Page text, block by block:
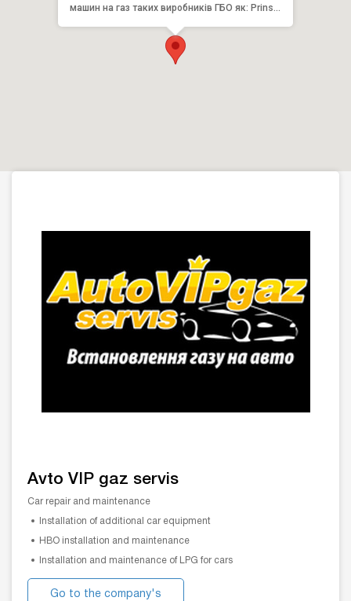
машин на газ таких виробників ГБО як: Prins
Avto VIP gaz servis
Car repair and maintenance
Installation of additional car equipment
HBO installation and maintenance
Installation and maintenance of LPG for cars
Go to the company's